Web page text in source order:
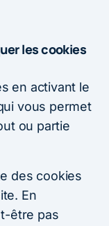
les cookies
en activant le
vous permet
ou partie
des cookies
En
être pas